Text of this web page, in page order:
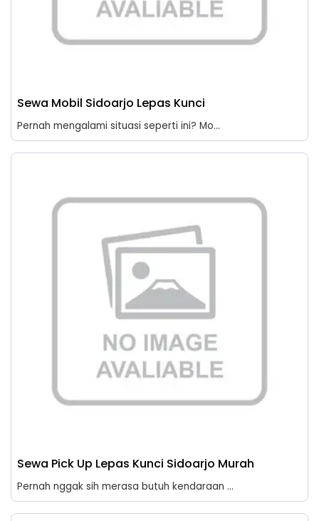
Sewa Mobil Sidoarjo Lepas Kunci
Pernah mengalami situasi seperti ini? Mo...
Sewa Pick Up Lepas Kunci Sidoarjo Murah
Pernah nggak sih merasa butuh kendaraan ...